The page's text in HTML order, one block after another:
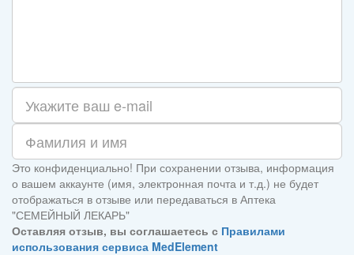
Это конфиденциально! При сохранении отзыва, информация
о вашем аккаунте (имя, электронная почта и т.д.) не будет
отображаться в отзыве или передаваться в Аптека
"СЕМЕЙНЫЙ ЛЕКАРЬ"
Оставляя отзыв, вы соглашаетесь с Правилами
использования сервиса MedElement